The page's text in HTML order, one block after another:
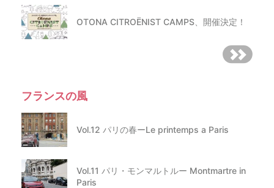
OTONA CITROËNIST CAMPS、開催決定！
フランスの風
Vol.12 パリの春ーLe printemps a Paris
Vol.11 パリ・モンマルトルー Montmartre in
Paris